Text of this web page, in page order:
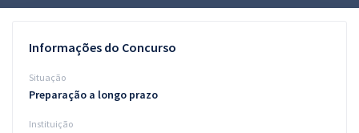
Questões grátis
Conteúdo gratuito
Blog
Aprovados
Informações do Concurso
Situação
Preparação a longo prazo
Instituição